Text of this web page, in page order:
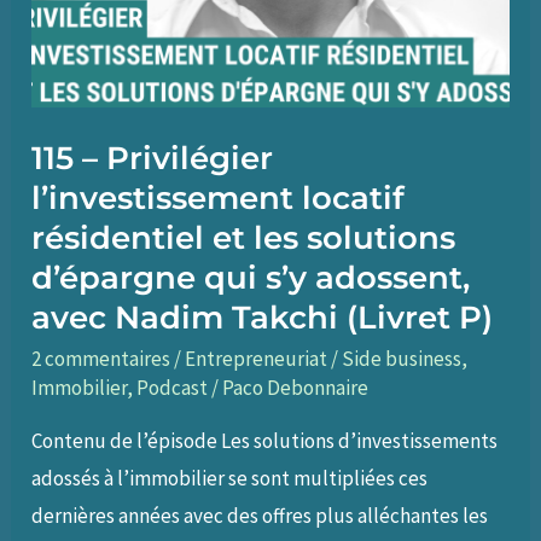
115 – Privilégier
l’investissement locatif
résidentiel et les solutions
d’épargne qui s’y adossent,
avec Nadim Takchi (Livret P)
2 commentaires /Entrepreneuriat / Side business,
Immobilier, Podcast /Paco Debonnaire
Contenu de l’épisode Les solutions d’investissements
adossés à l’immobilier se sont multipliées ces
dernières années avec des offres plus alléchantes les